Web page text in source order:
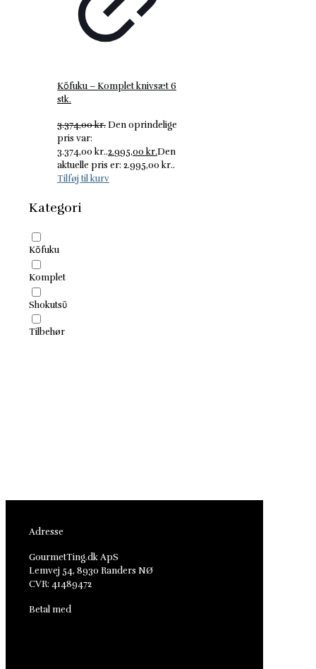
Kōfuku – Komplet knivsæt 6
stk.
3.374,00kr.Den oprindelige
pris var:
3.374,00 kr..2.995,00 kr.Den
aktuelle pris er: 2.995,00 kr..
Tilføj til kurv
Kategori
Kōfuku
Komplet
Shokutsῡ
Tilbehør
Adresse
GourmetTing.dk ApS
Lemvej 54, 8930 Randers NØ
CVR: 41489472
Betal med